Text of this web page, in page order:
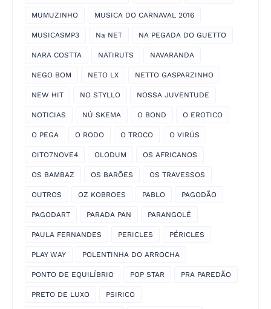
MUMUZINHO MUSICA DO CARNAVAL 2016
MUSICASMP3 Na NET NA PEGADA DO GUETTO
NARA COSTTA NATIRUTS NAVARANDA
NEGO BOM NETO LX NETTO GASPARZINHO
NEW HIT NO STYLLO NOSSA JUVENTUDE
NOTICIAS NÚ SKEMA O BOND O EROTICO
O PEGA O RODO O TROCO O VIRÚS
OITO7NOVE4 OLODUM OS AFRICANOS
OS BAMBAZ OS BARÕES OS TRAVESSOS
OUTROS OZ KOBROES PABLO PAGODÃO
PAGODART PARADA PAN PARANGOLÉ
PAULA FERNANDES PERICLES PÉRICLES
PLAY WAY POLENTINHA DO ARROCHA
PONTO DE EQUILÍBRIO POP STAR PRA PAREDÃO
PRETO DE LUXO PSIRICO